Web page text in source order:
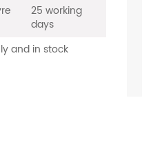
25 working
days
and in stock